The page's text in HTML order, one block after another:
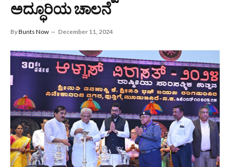
ಅದ್ಧೂರಿಯ ಚಾಲನೆ
ByBunts Now December 11, 2024